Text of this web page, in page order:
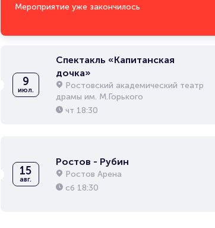
Мероприятие уже закончилось
9
июл.
Спектакль «Капитанская
дочка»
Ростовский академический театр
драмы им. М.Горького
чт 18:30
15
авг.
Ростов - Рубин
Ростов Арена
сб 18:30